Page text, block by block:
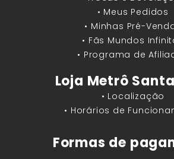
• Meus Pedidos
• Minhas Pré-
• Fãs Mundos
• Programa de
Loja Metrô
• Localização
• Horários de
Formas de